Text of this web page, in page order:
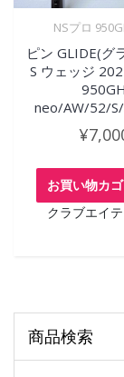
NSプロ
ピン GLIDE(グ
S ウェッジ
950GH
neo/AW/52/
¥
お買い物カ
クラブエイ
商品検索